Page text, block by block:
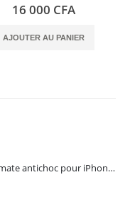
0 out of 5
16 000 CFA
AJOUTER AU PANIER
Coque Guardian Series mate antichoc pour iPhone 15 Pro Max avec Magsafe Noir - Torras